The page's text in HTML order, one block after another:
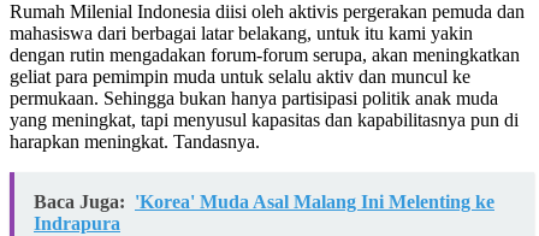
Rumah Milenial Indonesia diisi oleh aktivis pergerakan pemuda dan
mahasiswa dari berbagai latar belakang, untuk itu kami yakin
dengan rutin mengadakan forum-forum serupa, akan meningkatkan
geliat para pemimpin muda untuk selalu aktiv dan muncul ke
permukaan. Sehingga bukan hanya partisipasi politik anak muda
yang meningkat, tapi menyusul kapasitas dan kapabilitasnya pun di
harapkan meningkat. Tandasnya.
Baca Juga: 'Korea' Muda Asal Malang Ini Melenting ke
Indrapura